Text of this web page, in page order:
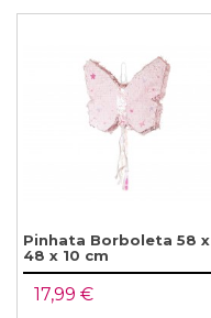
Pinhata Borboleta 58 x
48 x 10 cm
17,99 €